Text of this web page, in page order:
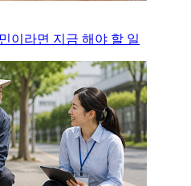
이라면 지금 해야 할 일